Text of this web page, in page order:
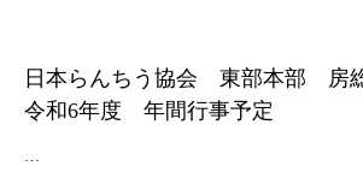
日本らんちう協会 東部本部 房
令和6年度 年間行事予定
…